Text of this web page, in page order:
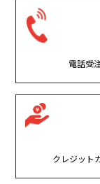
電話受
クレジット